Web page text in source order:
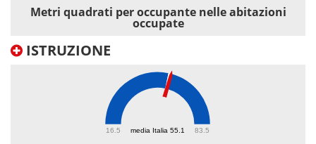
Metri quadrati per occupante nelle abitazioni
occupate
ISTRUZIONE
media Italia 55.1
16.5 83.5